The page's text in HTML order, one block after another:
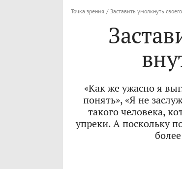
Точка зрения / Заставить умолкнуть
«Как же ужасно я
понять», «Я не
такого человека,
упреки. А поскольку